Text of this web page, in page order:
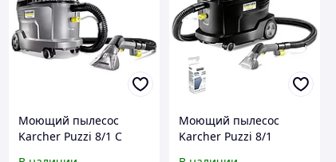
Моющий пылесос
Karcher Puzzi 8/1 C
Моющий пылесос
Karcher Puzzi 8/1